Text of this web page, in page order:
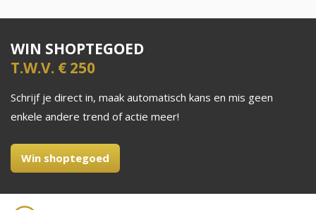
WIN SHOPTEGOED
T.W.V. € 250
Schrijf je direct in, maak automatisch kans en mis geen
enkele andere trend of actie meer!
Win shoptegoed